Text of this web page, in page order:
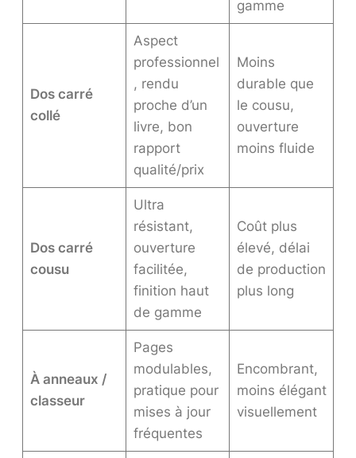
gamme
Dos carré
collé
Aspect
professionnel
, rendu
proche d’un
livre, bon
rapport
qualité/prix
Moins
durable que
le cousu,
ouverture
moins fluide
Dos carré
cousu
Ultra
résistant,
ouverture
facilitée,
finition haut
de gamme
Coût plus
élevé, délai
de production
plus long
À anneaux /
classeur
Pages
modulables,
pratique pour
mises à jour
fréquentes
Encombrant,
moins élégant
visuellement